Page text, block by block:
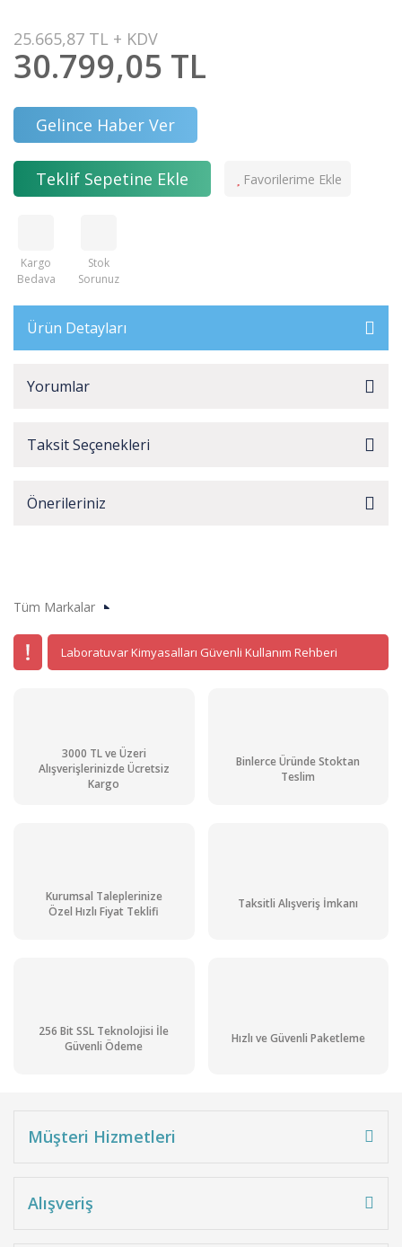
25.665,87 TL + KDV
30.799,05 TL
Gelince Haber Ver
Teklif Sepetine Ekle
Kargo
Bedava
Stok
Sorunuz
Ürün Detayları
Yorumlar
Taksit Seçenekleri
Önerileriniz
Tüm Markalar
Laboratuvar Kimyasalları Güvenli Kullanım Rehberi
3000 TL ve Üzeri
Alışverişlerinizde Ücretsiz
Kargo
Binlerce Üründe Stoktan
Teslim
Kurumsal Taleplerinize
Özel Hızlı Fiyat Teklifi
Taksitli Alışveriş İmkanı
256 Bit SSL Teknolojisi İle
Güvenli Ödeme
Hızlı ve Güvenli Paketleme
Müşteri Hizmetleri
Alışveriş